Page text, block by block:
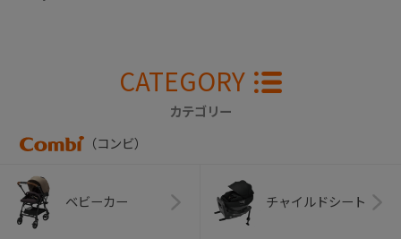
CATEGORY
カテゴリー
（コンビ）
ベビーカー チャイルドシート